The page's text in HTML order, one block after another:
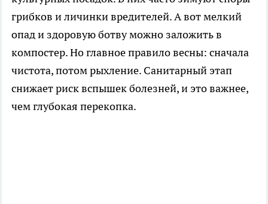
грибков и личинки вредителей. А вот мелкий
опад и здоровую ботву можно заложить в
компостер. Но главное правило весны: сначала
чистота, потом рыхление. Санитарный этап
снижает риск вспышек болезней, и это важнее,
чем глубокая перекопка.